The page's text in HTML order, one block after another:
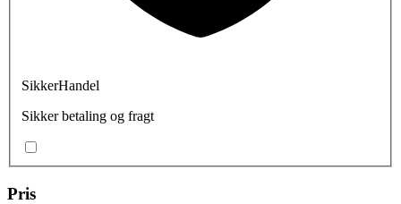
SikkerHandel
Sikker betaling og fragt
Pris